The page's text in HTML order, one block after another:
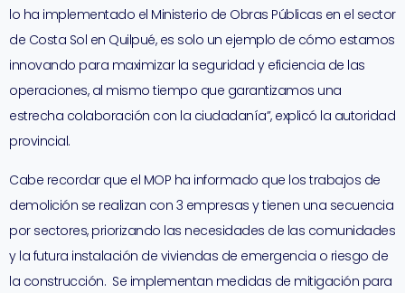
lo ha implementado el Ministerio de Obras Públicas en el sector
de Costa Sol en Quilpué, es solo un ejemplo de cómo estamos
innovando para maximizar la seguridad y eficiencia de las
operaciones, al mismo tiempo que garantizamos una
estrecha colaboración con la ciudadanía”, explicó la autoridad
provincial.
Cabe recordar que el MOP ha informado que los trabajos de
demolición se realizan con 3 empresas y tienen una secuencia
por sectores, priorizando las necesidades de las comunidades
y la futura instalación de viviendas de emergencia o riesgo de
la construcción. Se implementan medidas de mitigación para